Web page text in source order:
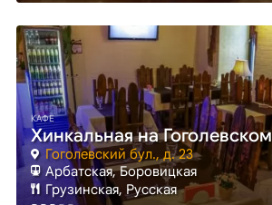
КАФЕ
Хинкальная на Гоголевском
Гоголевский бул., д. 23
Арбатская, Боровицкая
Грузинская, Русская